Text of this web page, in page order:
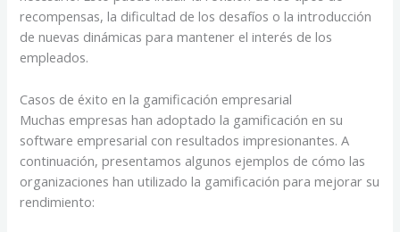
recompensas, la dificultad de los desafíos o la introducción
de nuevas dinámicas para mantener el interés de los
empleados.
Casos de éxito en la gamificación empresarial
Muchas empresas han adoptado la gamificación en su
software empresarial con resultados impresionantes. A
continuación, presentamos algunos ejemplos de cómo las
organizaciones han utilizado la gamificación para mejorar su
rendimiento: